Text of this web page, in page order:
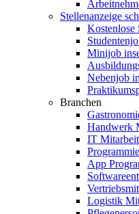
Stellenanzeige
Kostenlose
Minijob
Nebenjob
Branchen
Handwerk
IT
App
Logistik